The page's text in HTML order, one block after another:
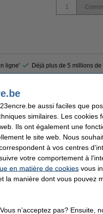
ligne' Déjà plus de 5 millions de
avec finition satinée offre la
a une largeur de 330 mm (13
commandé cet article
aussi faciles que
similaires. Les cookies
Ils ont également une
le site web. Nous
à vos centres
votre comportement à
en matière de cookiesvous
la manière dont vous pouvez
n’acceptez pas? Ensuite,